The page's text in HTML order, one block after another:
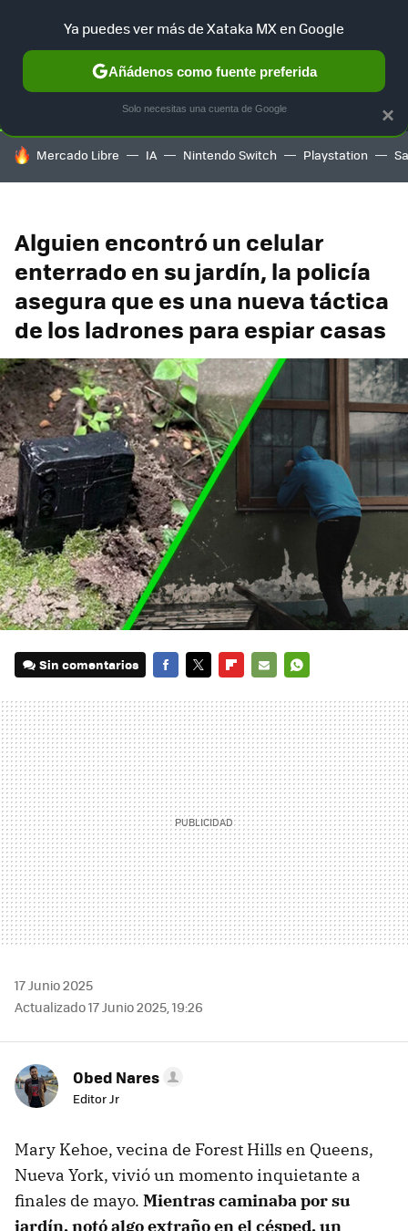
SELECCIÓN GAMING HOME AUTO TERRITORIO
HOY SE HABLA DE
Mercado Libre IA Nintendo Switch Playstation
Alguien encontró un celular
enterrado en su jardín, la policía
asegura que es una nueva táctica
de los ladrones para espiar casas
Sin comentarios
MAIL
17 Junio 2025
Actualizado 17 Junio 2025, 19:26
Obed Nares
Editor Jr
Mary Kehoe, vecina de Forest Hills en Queens,
Nueva York, vivió un momento inquietante a
finales de mayo. Mientras caminaba por su
jardín, notó algo extraño en el césped, un
×
Ya puedes ver más de Xataka MX en Google
Añádenos como fuente preferida
Solo necesitas una cuenta de Google